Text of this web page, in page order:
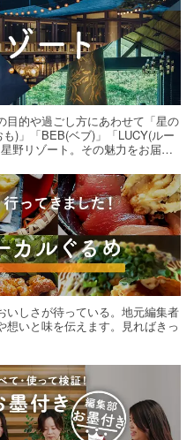
目的や過ごし方にあわせて「星の
)」「BEB(ベブ)」「LUCY(ルー
野リゾート。その魅力をお届け
いしさが待っている。地元編集者
いと味を伝えます。見ればきっ